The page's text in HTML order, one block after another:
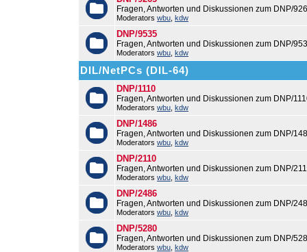
Fragen, Antworten und Diskussionen zum DNP/
Moderators wbu kdw
DNP/9535
Fragen, Antworten und Diskussionen zum DNP/
Moderators wbu kdw
DIL/NetPCs (DIL-64)
DNP/1110
Fragen, Antworten und Diskussionen zum DNP/
Moderators wbu kdw
DNP/1486
Fragen, Antworten und Diskussionen zum DNP/
Moderators wbu kdw
DNP/2110
Fragen, Antworten und Diskussionen zum DNP/
Moderators wbu kdw
DNP/2486
Fragen, Antworten und Diskussionen zum DNP/
Moderators wbu kdw
DNP/5280
Fragen, Antworten und Diskussionen zum DNP/
Moderators wbu kdw